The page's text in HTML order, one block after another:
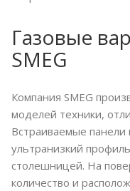
Газовые
SMEG
Компания SMEG
моделей техники,
Встраиваемые
ультранизкий
столешницей. На
количество и